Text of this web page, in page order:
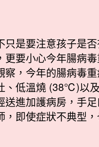
只是要注意孩子是
更要小心今年腸病
，今年的腸病毒重
、低溫燒 (38℃)以
進加護病房，手足
，即使症狀不典型